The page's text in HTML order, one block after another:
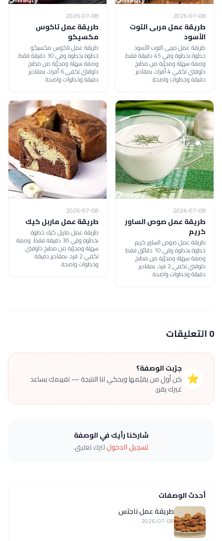
2026-07-08
طريقة عمل مربى التوت
الأسود
طريقة عمل مربى التوت الأسود
خطوة بخطوة وفي 45 دقيقة فقط.
وصفة سهلة ومجرّبة من مطبخ
دلوقتي تكفي 4 أفراد، بمقادير
دقيقة وخطوات واضحة.
2026-07-08
طريقة عمل تاكوس
مكسيكو
طريقة عمل تاكوس مكسيكو
خطوة بخطوة وفي 30 دقيقة فقط.
وصفة سهلة ومجرّبة من مطبخ
دلوقتي تكفي 6 أفراد، بمقادير
دقيقة وخطوات واضحة.
2026-07-08
طريقة عمل صوص الساور
كريم
طريقة عمل صوص الساور كريم
خطوة بخطوة وفي 10 دقائق فقط.
وصفة سهلة ومجرّبة من مطبخ
دلوقتي تكفي 2 فرد، بمقادير
دقيقة وخطوات واضحة.
2026-07-08
طريقة عمل ماربل كيك
طريقة عمل ماربل كيك خطوة
بخطوة وفي 30 دقيقة فقط. وصفة
سهلة ومجرّبة من مطبخ دلوقتي
تكفي 2 فرد، بمقادير دقيقة
وخطوات واضحة.
0 التعليقات
⭐
جرّبت الوصفة؟
كن أول من يقيّمها ويحكي لنا النتيجة — تقييمك يساعد
غيرك يقرر.
شاركنا رأيك في الوصفة
تسجيل الدخوللترك تعليق.
أحدث الوصفات
طريقة عمل ناجتس
2026-07-08